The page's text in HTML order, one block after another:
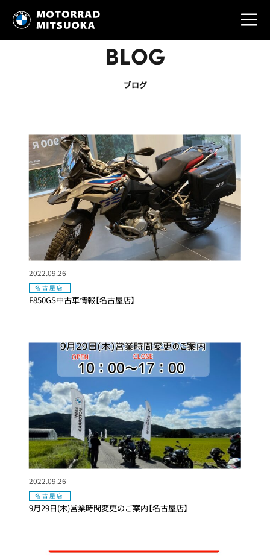
BLOG
ブログ
F850GS中古車情報【名古屋店】
2022.09.26
名古屋店
9月29日(木)営業時間変更のご案内【名古屋店】
2022.09.26
名古屋店